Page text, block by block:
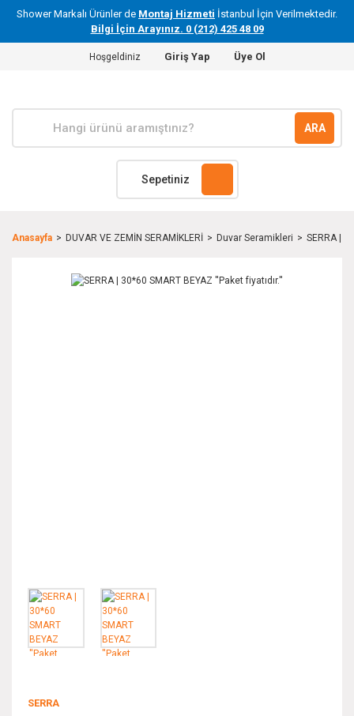
Shower Markalı Ürünler de Montaj Hizmeti İstanbul İçin Verilmektedir.
Bilgi İçin Arayınız. 0 (212) 425 48 09
Hoşgeldiniz Giriş Yap Üye Ol
ARA
Sepetiniz
Anasayfa DUVAR VE ZEMİN SERAMİKLERİ Duvar Seramikleri SERRA |
SERRA